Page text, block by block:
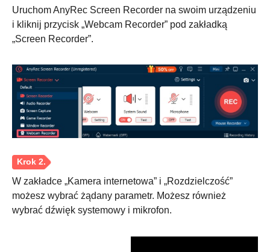
Uruchom AnyRec Screen Recorder na swoim urządzeniu
i kliknij przycisk „Webcam Recorder” pod zakładką
„Screen Recorder”.
W zakładce „Kamera internetowa” i „Rozdzielczość”
możesz wybrać żądany parametr. Możesz również
wybrać dźwięk systemowy i mikrofon.